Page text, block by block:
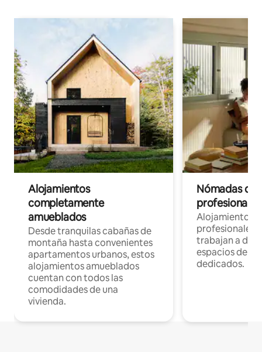
Alojamientos
completamente
amueblados
Desde tranquilas cabañas de
montaña hasta convenientes
apartamentos urbanos, estos
alojamientos amueblados
cuentan con todos las
comodidades de una
vivienda.
Nómadas
Alojamientos
profesionales
trabajan a
espacios de
dedicados.